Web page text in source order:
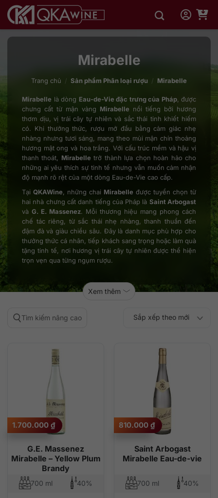
qua
dung
Mirabelle
Trang chủ / Sản phẩm Phân loại rượu / Mirabelle
Mirabelle là dòng Eau-de-Vie đặc trưng của Pháp, được
chưng cất từ mận vàng Mirabelle nổi tiếng bởi hương
thơm dịu, vị trái cây tự nhiên và sắc thái tinh khiết hiếm
có. Khi thưởng thức, rượu mở đầu bằng cảm giác nhẹ
nhàng nhưng tươi sáng, mang theo mùi mận chín thoảng
hương mật ong và hoa trắng. Với cấu trúc mềm và hậu vị
thanh thoát, Mirabelle trở thành lựa chọn hoàn hảo cho
những ai yêu thích sự tinh tế nhưng vẫn muốn cảm nhận
độ mạnh rõ rệt của một dòng Eau-de-Vie cao cấp.
Tại QKAWine, những chai Mirabelle được tuyển chọn từ
hai nhà chưng cất danh tiếng của Pháp là Saint Arbogast
và G. E. Massenez. Mỗi thương hiệu mang phong cách
chế tác riêng, từ sắc thái nhẹ nhàng, thanh thuần đến
đậm đà và giàu chiều sâu. Đây là danh mục phù hợp cho
thưởng thức cá nhân, tiếp khách sang trọng hoặc làm quà
tặng tinh tế, nơi hương vị trái cây tự nhiên được thể hiện
trọn vẹn qua từng ngụm rượu.
Xem thêm
Tìm kiếm nâng cao Sắp xếp theo
độ phổ biến
Sắp xếp theo mới
thấp đến cao
cao đến thấp
G.E. Massenez
Mirabelle – Yellow Plum
Brandy
1.700.000 ₫
700 ml 40%
Saint Arbogast
Mirabelle Eau-de-vie
810.000 ₫
700 ml 40%